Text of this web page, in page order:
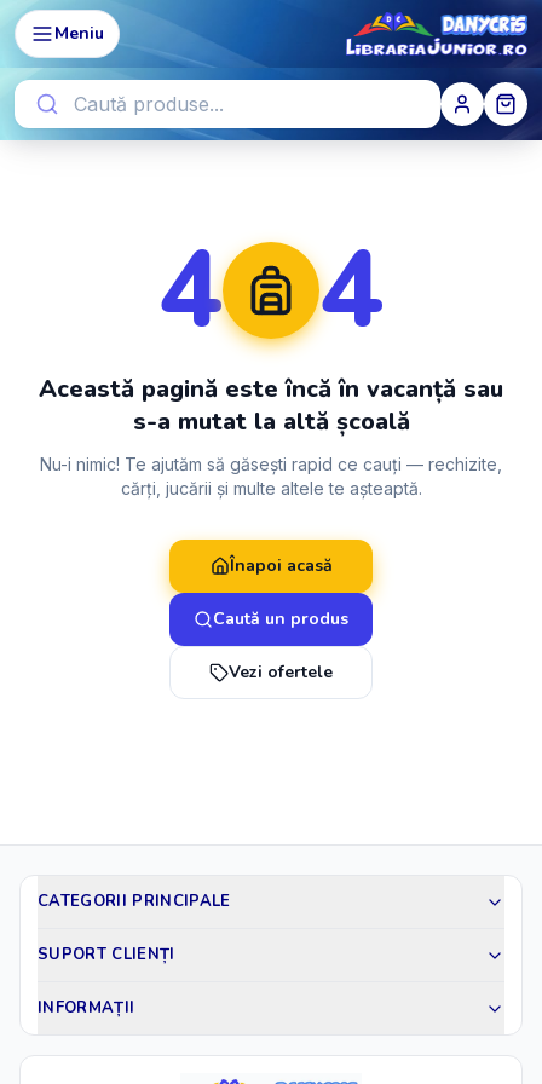
Meniu
4 4
Această pagină este încă în vacanță sau
s-a mutat la altă școală
Nu-i nimic! Te ajutăm să găsești rapid ce cauți — rechizite,
cărți, jucării și multe altele te așteaptă.
Înapoi acasă
Caută un produs
Vezi ofertele
CATEGORII PRINCIPALE
SUPORT CLIENȚI
INFORMAȚII